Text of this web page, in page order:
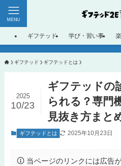
MENU
ギフテッド 学び・習い事
ギフテッド ギフテッドとは
ギフテッドの
られる？専門
見抜き方まと
2025
10/23
ギフテッドとは 2025年10月23日
当ページのリンクには広告